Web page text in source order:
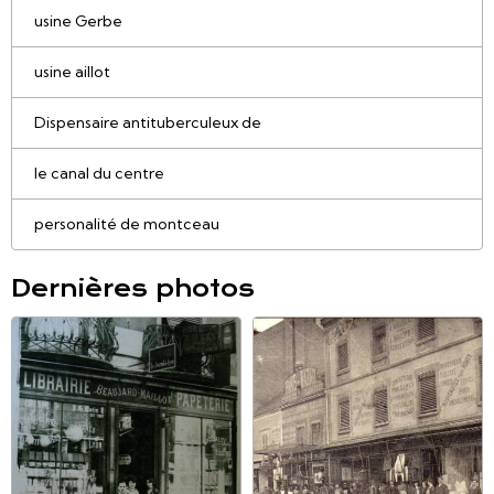
usine Gerbe
usine aillot
Dispensaire antituberculeux de
le canal du centre
personalité de montceau
Dernières photos